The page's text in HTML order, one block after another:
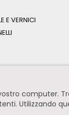
E VERNICI
computer.
Utilizzando